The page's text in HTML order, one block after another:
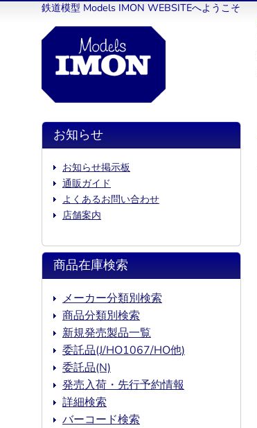
鉄道模型 Models IMON WEBSITEへようこそ
お知らせ
お知らせ掲示板
通販ガイド
よくあるお問い合わせ
店舗案内
商品在庫検索
メーカー分類別検索
商品分類別検索
新規発売製品一覧
委託品(J/HO1067/HO他)
委託品(N)
発売入荷・先行予約情報
詳細検索
バーコード検索